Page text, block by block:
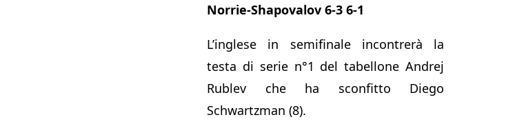
Norrie-Shapovalov 6-3 6-1
L’inglese in semifinale incontrerà la
testa di serie n°1 del tabellone Andrej
Rublev che ha sconfitto Diego
Schwartzman (8).